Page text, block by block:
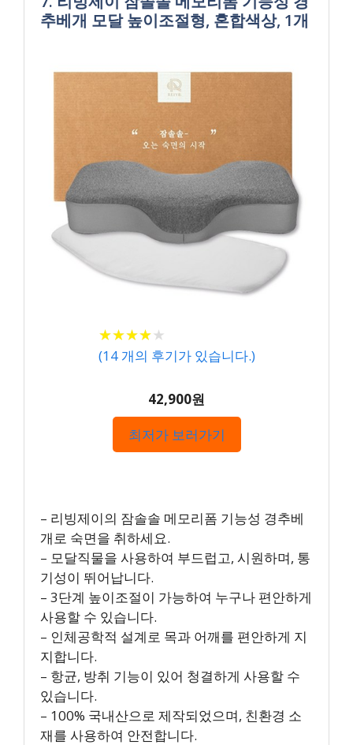
추베개 모달 높이조절형, 혼합색상, 1개
★★★★★
★★★★★
(14개의 후기가 있습니다.)
42,900원
최저가 보러가기
– 리빙제이의 잠솔솔 메모리폼 기능성 경추베
개로 숙면을 취하세요.
– 모달직물을 사용하여 부드럽고, 시원하며, 통
기성이 뛰어납니다.
– 3단계 높이조절이 가능하여 누구나 편안하게
사용할 수 있습니다.
– 인체공학적 설계로 목과 어깨를 편안하게 지
지합니다.
– 항균, 방취 기능이 있어 청결하게 사용할 수
있습니다.
– 100% 국내산으로 제작되었으며, 친환경 소
재를 사용하여 안전합니다.